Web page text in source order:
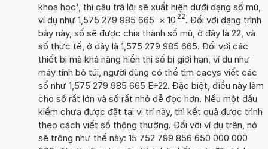
khoa học', thì câu trả lời sẽ xuất hiện dưới dạng số mũ,
ví dụ như 1,575 279 985 665 × 10 22. Đối với dạng trình
bày này, số sẽ được chia thành số mũ, ở đây là 22, và
số thực tế, ở đây là 1,575 279 985 665. Đối với các
thiết bị mà khả năng hiển thị số bị giới hạn, ví dụ như
máy tính bỏ túi, người dùng có thể tìm cacys viết các
số như 1,575 279 985 665 E+22. Đặc biệt, điều này làm
cho số rất lớn và số rất nhỏ dễ đọc hơn. Nếu một dấu
kiểm chưa được đặt tại vị trí này, thì kết quả được trình
theo cách viết số thông thường. Đối với ví dụ trên, nó
sẽ trông như thế này: 15 752 799 856 650 000 000